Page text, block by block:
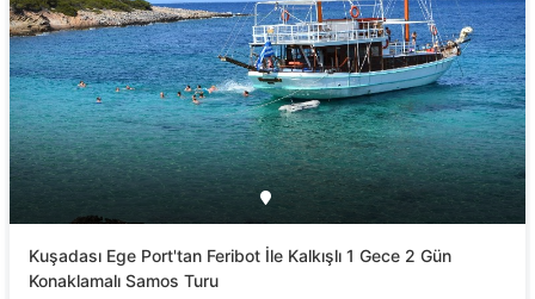
Kuşadası Ege Port'tan Feribot İle Kalkışlı 1 Gece 2 Gün
Konaklamalı Samos Turu